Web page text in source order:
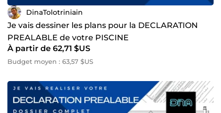
DinaTolotriniain
Je vais dessiner les plans pour la DECLARATION
PREALABLE de votre PISCINE
À partir de 62,71 $US
Budget moyen : 63,57 $US